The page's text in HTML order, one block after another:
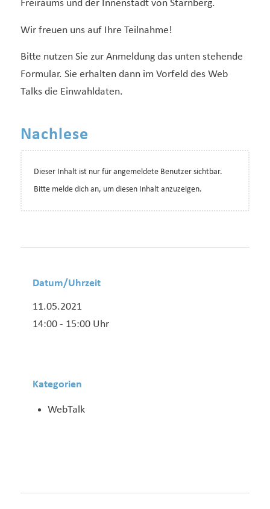
Freiraums und der Innenstadt von Starnberg.
Wir freuen uns auf Ihre Teilnahme!
Bitte nutzen Sie zur Anmeldung das unten stehende
Formular. Sie erhalten dann im Vorfeld des Web
Talks die Einwahldaten.
Nachlese
Dieser Inhalt ist nur für angemeldete Benutzer sichtbar.
Bitte melde dich an, um diesen Inhalt anzuzeigen.
Datum/Uhrzeit
11.05.2021
14:00 - 15:00 Uhr
Kategorien
WebTalk